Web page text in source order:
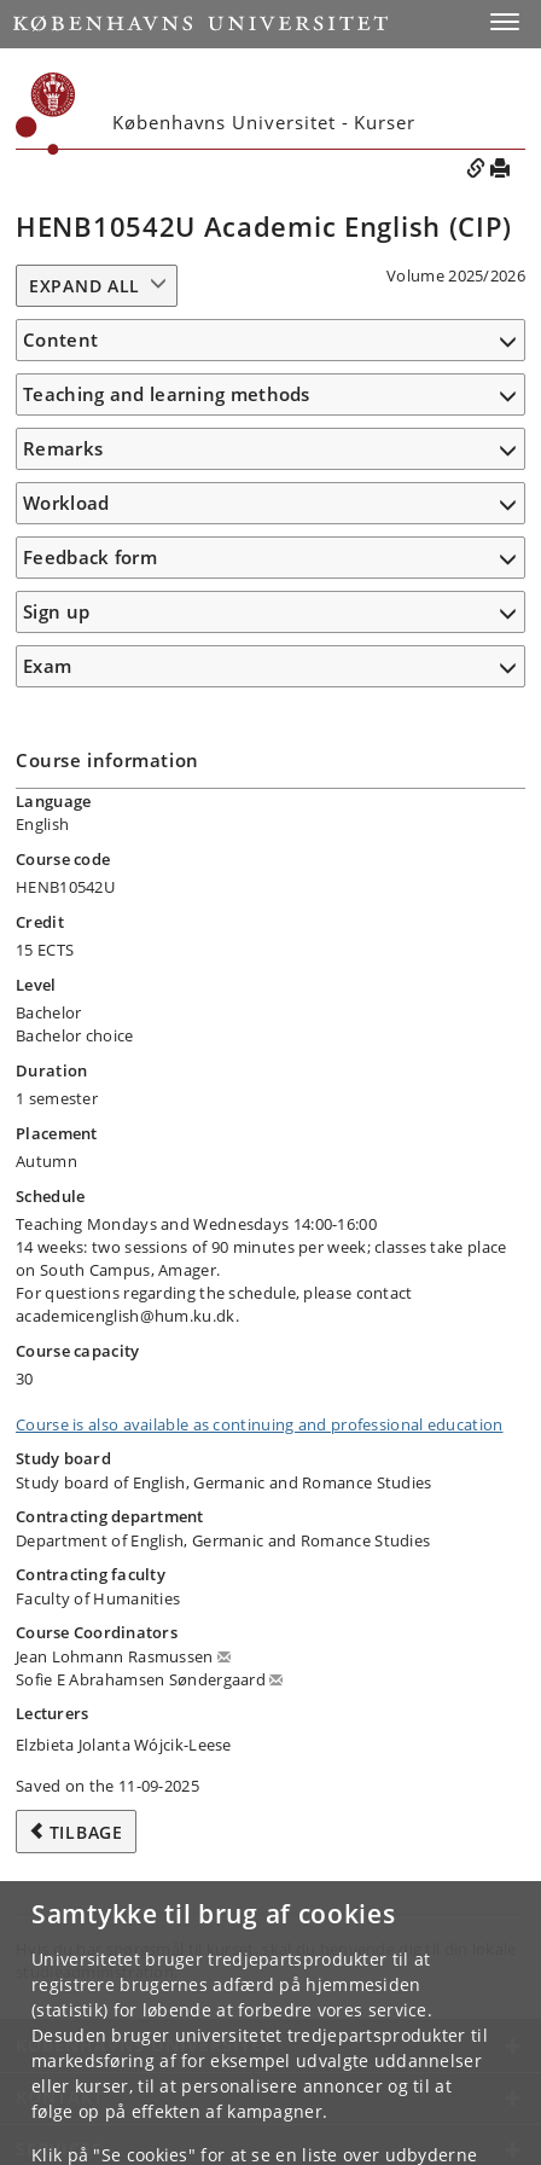
Samtykke til brug af cookies
Universitetet bruger tredjepartsprodukter til at
registrere brugernes adfærd på hjemmesiden
(statistik) for løbende at forbedre vores service.
Desuden bruger universitetet tredjepartsprodukter til
markedsføring af for eksempel udvalgte uddannelser
eller kurser, til at personalisere annoncer og til at
følge op på effekten af kampagner.
Klik på "Se cookies" for at se en liste over udbyderne
Københavns Universitet - Kurser
HENB10542U Academic English (CIP)
Volume 2025/2026
EXPAND ALL
Content
Teaching and learning methods
Remarks
Workload
Feedback form
Sign up
Exam
Course information
Language
English
Course code
HENB10542U
Credit
15 ECTS
Level
Bachelor
Bachelor choice
Duration
1 semester
Placement
Autumn
Schedule
Teaching Mondays and Wednesdays 14:00-16:00
14 weeks: two sessions of 90 minutes per week; classes take place
on South Campus, Amager.
For questions regarding the schedule, please contact
academicenglish@hum.ku.dk.
Course capacity
30
Course is also available as continuing and professional education
Study board
Study board of English, Germanic and Romance Studies
Contracting department
Department of English, Germanic and Romance Studies
Contracting faculty
Faculty of Humanities
Course Coordinators
Jean Lohmann Rasmussen
Sofie E Abrahamsen Søndergaard
Lecturers
Elzbieta Jolanta Wójcik-Leese
Saved on the 11-09-2025
TILBAGE
Hvis du har spørgsmål til kurset, skal du henvende dig til din lokale
studieadministration.
KØBENHAVNS UNIVERSITET
KONTAKT
SERVICES